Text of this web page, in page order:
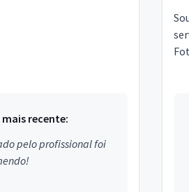
recente:
pelo profissional foi